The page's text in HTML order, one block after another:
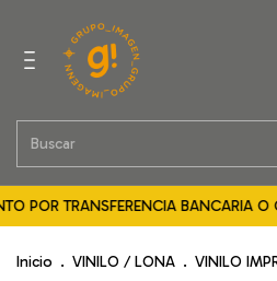
POR TRANSFERENCIA BANCARIA O
Inicio . VINILO / LONA . VINILO